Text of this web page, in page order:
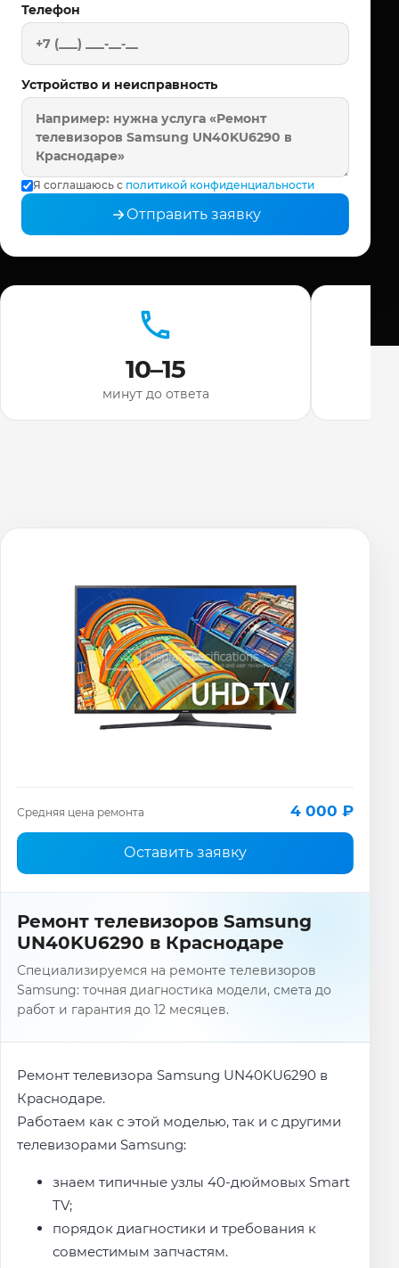
Телефон
Устройство и неисправность
Я соглашаюсь с политикой конфиденциальности
Отправить заявку
10–15
минут до ответа
Средняя цена ремонта 4 000 ₽
Оставить заявку
Ремонт телевизоров Samsung
UN40KU6290 в Краснодаре
Специализируемся на ремонте телевизоров
Samsung: точная диагностика модели, смета до
работ и гарантия до 12 месяцев.
Ремонт телевизора Samsung UN40KU6290 в
Краснодаре.
Работаем как с этой моделью, так и с другими
телевизорами Samsung:
знаем типичные узлы 40-дюймовых Smart
TV;
порядок диагностики и требования к
совместимым запчастям.